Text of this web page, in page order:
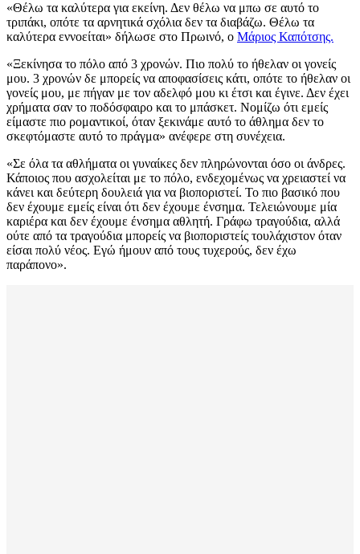
«Θέλω τα καλύτερα για εκείνη. Δεν θέλω να μπω σε αυτό το
τριπάκι, οπότε τα αρνητικά σχόλια δεν τα διαβάζω. Θέλω τα
καλύτερα εννοείται» δήλωσε στο Πρωινό, ο Μάριος Καπότσης.
«Ξεκίνησα το πόλο από 3 χρονών. Πιο πολύ το ήθελαν οι γονείς
μου. 3 χρονών δε μπορείς να αποφασίσεις κάτι, οπότε το ήθελαν οι
γονείς μου, με πήγαν με τον αδελφό μου κι έτσι και έγινε. Δεν έχει
χρήματα σαν το ποδόσφαιρο και το μπάσκετ. Νομίζω ότι εμείς
είμαστε πιο ρομαντικοί, όταν ξεκινάμε αυτό το άθλημα δεν το
σκεφτόμαστε αυτό το πράγμα» ανέφερε στη συνέχεια.
«Σε όλα τα αθλήματα οι γυναίκες δεν πληρώνονται όσο οι άνδρες.
Κάποιος που ασχολείται με το πόλο, ενδεχομένως να χρειαστεί να
κάνει και δεύτερη δουλειά για να βιοποριστεί. Το πιο βασικό που
δεν έχουμε εμείς είναι ότι δεν έχουμε ένσημα. Τελειώνουμε μία
καριέρα και δεν έχουμε ένσημα αθλητή. Γράφω τραγούδια, αλλά
ούτε από τα τραγούδια μπορείς να βιοποριστείς τουλάχιστον όταν
είσαι πολύ νέος. Εγώ ήμουν από τους τυχερούς, δεν έχω
παράπονο».